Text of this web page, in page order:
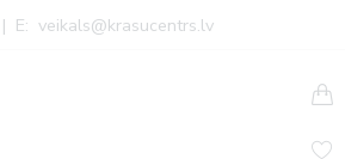
E: veikals@krasucentrs.lv